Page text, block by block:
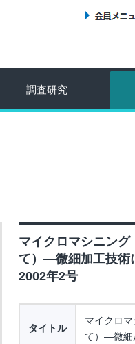
調査研究
マイクロマシニン
て）―微細加工技術
2002年2号
タイトル
マイクロ
て）―微細